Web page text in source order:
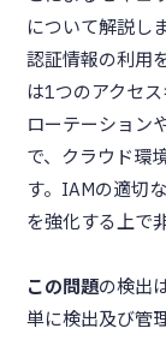
について解説し
認証情報の利用
は1つのアクセ
ローテーション
で、クラウド環
す。IAMの適切
を強化する上で
この問題の検出
単に検出及び管